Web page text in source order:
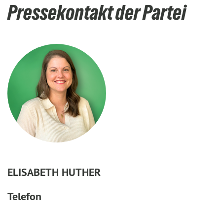
Pressekontakt der Partei
ELISABETH HUTHER
Telefon